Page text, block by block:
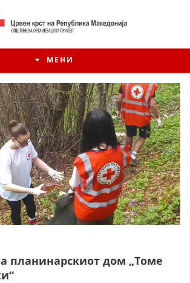
МЕНИ
ИСТОРИЈАТ НА ЦКРСМ
НА ОРГАНИЗАЦИЈАТА
планинарскиот дом „Томе